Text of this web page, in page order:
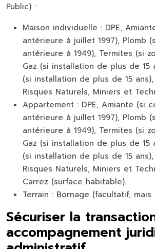
Public) :
Maison individuelle : DPE,
antérieure à juillet 1997), Plomb
antérieure à 1949), Termites (si
Gaz (si installation de plus de 15
(si installation de plus de 15 ans),
Risques Naturels, Miniers et
Appartement : DPE, Amiante (si
antérieure à juillet 1997), Plomb
antérieure à 1949), Termites (si
Gaz (si installation de plus de 15
(si installation de plus de 15 ans),
Risques Naturels, Miniers et
Carrez (surface habitable).
Terrain : Bornage (facultatif, mais
Sécuriser la
accompagnement